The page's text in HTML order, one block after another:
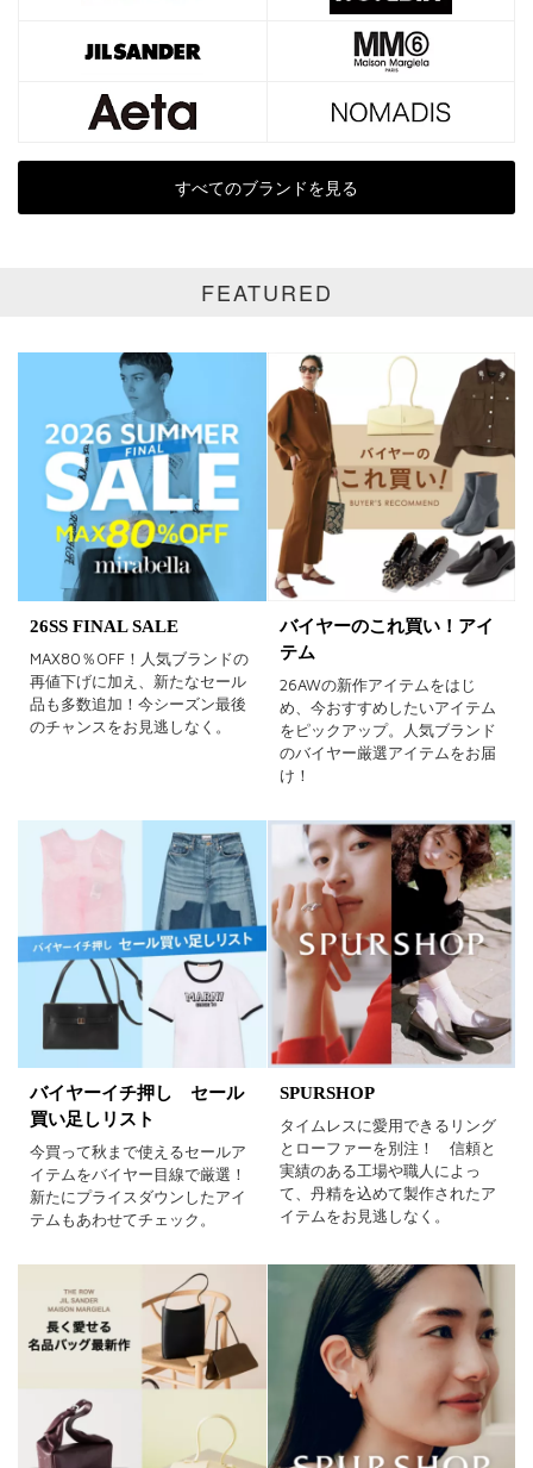
全て 通常商品
SALE商品 予約品
再入荷 新着
ラスト1 受注生産
ホワイト ブラック グレー
ベージュ ブラウン オレンジ
イエロー レッド ピンク
パープル グリーン ブルー
ゴールド シルバー マルチ
すべてのブランドを見る
FEATURED
26SS FINAL SALE
MAX80％OFF！人気ブランドの
再値下げに加え、新たなセール
品も多数追加！今シーズン最後
のチャンスをお見逃しなく。
バイヤーのこれ買い！アイ
テム
26AWの新作アイテムをはじ
め、今おすすめしたいアイテム
をピックアップ。人気ブランド
のバイヤー厳選アイテムをお届
け！
バイヤーイチ押し セール
買い足しリスト
今買って秋まで使えるセールア
イテムをバイヤー目線で厳選！
新たにプライスダウンしたアイ
テムもあわせてチェック。
SPURSHOP
タイムレスに愛用できるリング
とローファーを別注！ 信頼と
実績のある工場や職人によっ
て、丹精を込めて製作されたア
イテムをお見逃しなく。